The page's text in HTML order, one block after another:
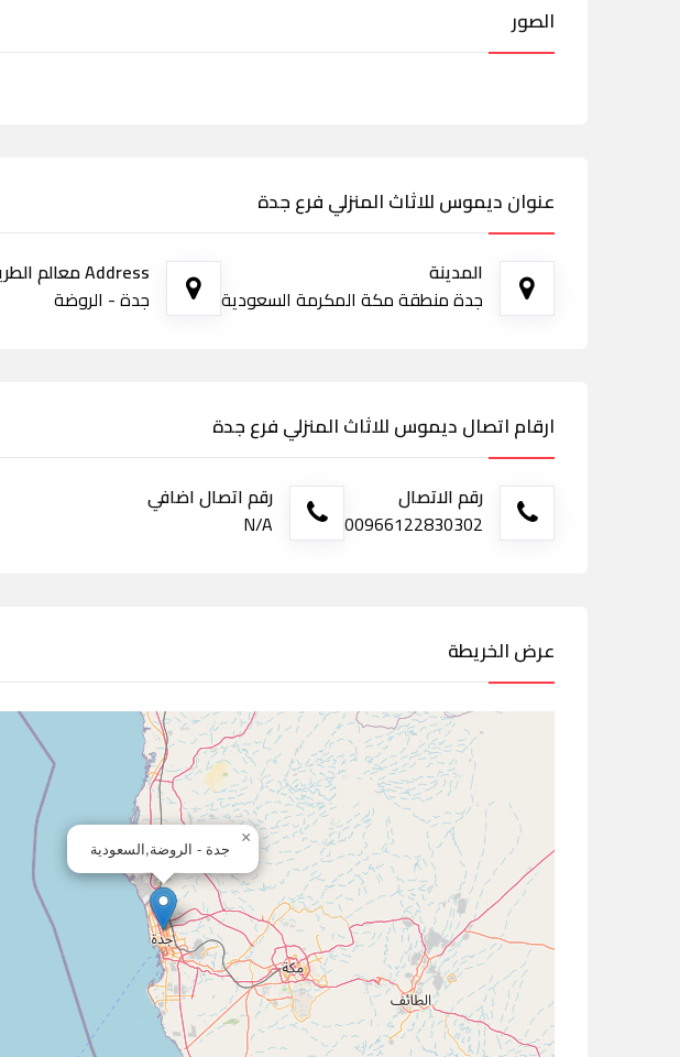
الصور
عنوان ديموس للاثاث المنزلي فرع جدة
المدينة
جدة منطقة مكة المكرمة السعودية
Address معالم الطريق
جدة - الروضة
ارقام اتصال ديموس للاثاث المنزلي فرع جدة
رقم الاتصال
00966122830302
رقم اتصال اضافي
N/A
عرض الخريطة
جدة - الروضة,السعودية
×